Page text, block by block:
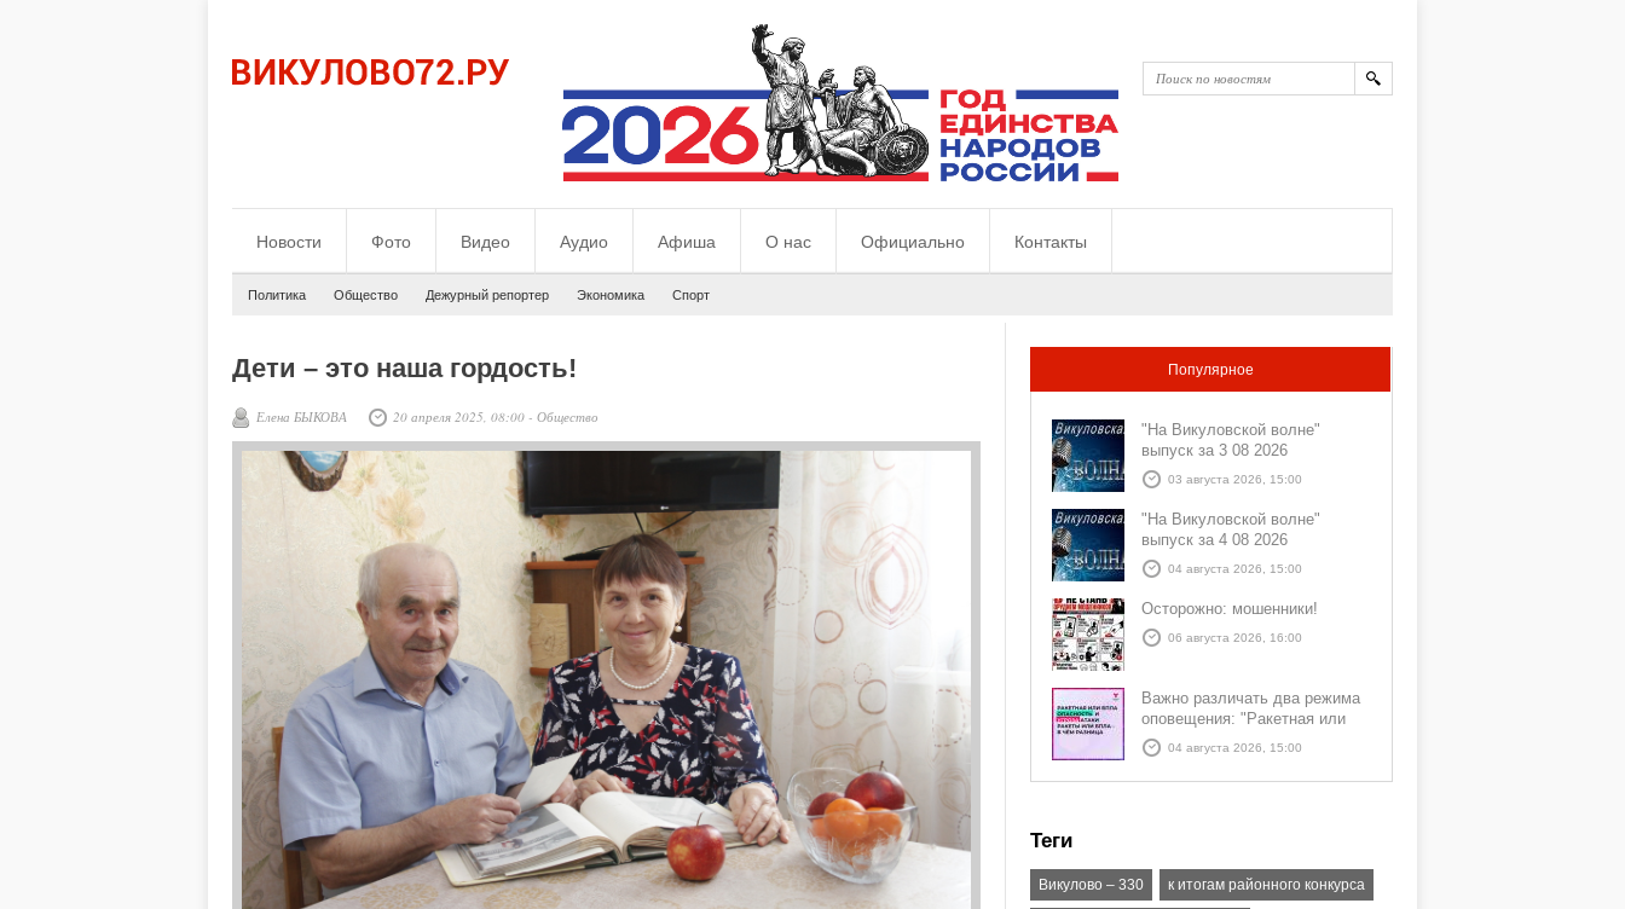
Новости Фото Видео Аудио Афиша О нас Официально Контакты
Политика Общество Дежурный репортер Экономика Спорт
Дети – это наша гордость!
Елена БЫКОВА 20 апреля 2025, 08:00 - Общество
Популярное
"На Викуловской волне"
выпуск за 3 08 2026
03 августа 2026, 15:00
"На Викуловской волне"
выпуск за 4 08 2026
04 августа 2026, 15:00
Осторожно: мошенники!
06 августа 2026, 16:00
Важно различать два режима
оповещения: "Ракетная или
БПЛА опасность" и "Угроза
атаки ракеты или БПЛА"
04 августа 2026, 15:00
Теги
Викулово – 330 к итогам районного конкурса